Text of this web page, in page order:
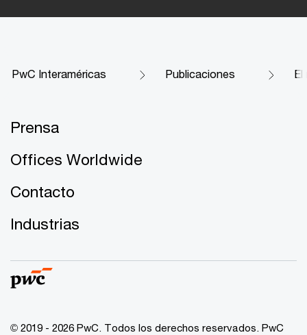
PwC Interaméricas Publicaciones El
Prensa
Offices Worldwide
Contacto
Industrias
© 2019 - 2026 PwC. Todos los derechos reservados. PwC